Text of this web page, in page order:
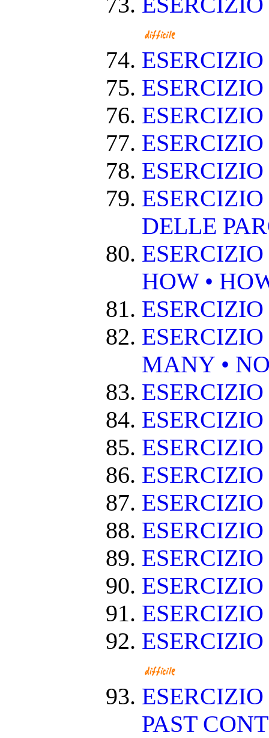
DELLE
HOW •
MANY •
PAST